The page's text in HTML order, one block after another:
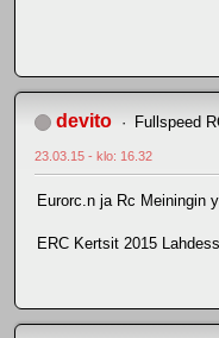
devito Fullspeed
23.03.15 - klo: 16.32
Eurorc.n ja Rc Meiningin
ERC Kertsit 2015